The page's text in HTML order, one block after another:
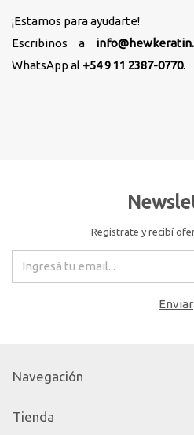
¡Estamos para ayudarte!
Escribinos a
WhatsApp al +54 9 11 2387-0770.
Registrate y recibí
Navegación
Tienda